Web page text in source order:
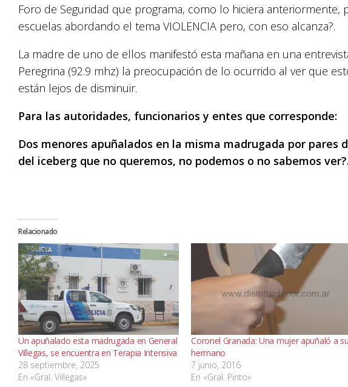
Foro de Seguridad que programa, como lo hiciera anteriormente,
escuelas abordando el tema VIOLENCIA pero, con eso alcanza?.
La madre de uno de ellos manifestó esta mañana en una
Peregrina (92.9 mhz) la preocupación de lo ocurrido al ver que
están lejos de disminuir.
Para las autoridades, funcionarios y entes que corresponde:
Dos menores apuñalados en la misma madrugada por pares
del iceberg que no queremos, no podemos o no sabemos ver?.
Relacionado
Un apuñalado esta madrugada en General
Villegas, se encuentra en Terapia Intensiva
28 septiembre, 2025
En «Gral. Villegas»
Coronel Granada: Una mujer apuñaló a su
hermano
7 junio, 2016
En «Gral. Pinto»